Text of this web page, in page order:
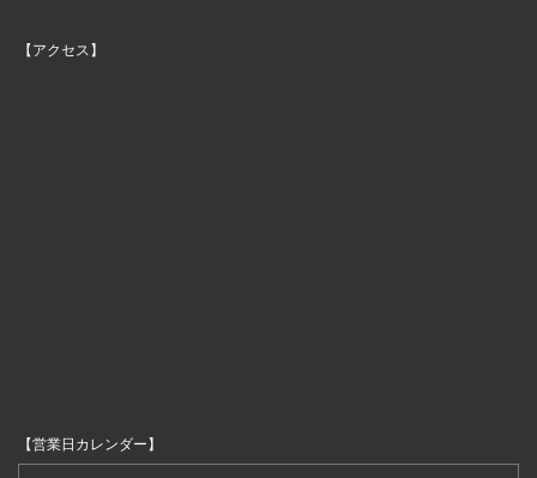
【アクセス】
【営業日カレンダー】